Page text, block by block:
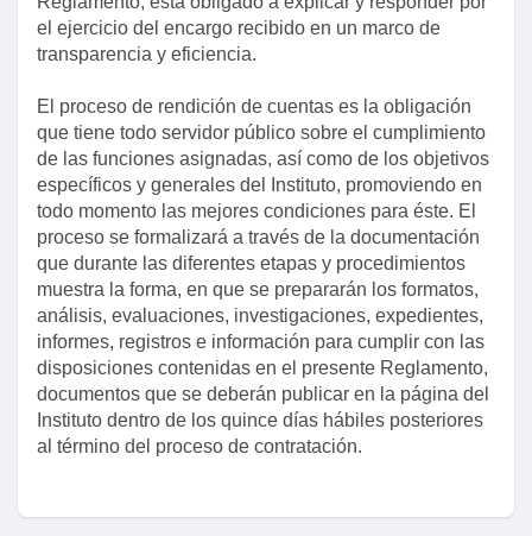
el ejercicio del encargo recibido en un marco de
transparencia y eficiencia.
El proceso de rendición de cuentas es la obligación
que tiene todo servidor público sobre el cumplimiento
de las funciones asignadas, así como de los objetivos
específicos y generales del Instituto, promoviendo en
todo momento las mejores condiciones para éste. El
proceso se formalizará a través de la documentación
que durante las diferentes etapas y procedimientos
muestra la forma, en que se prepararán los formatos,
análisis, evaluaciones, investigaciones, expedientes,
informes, registros e información para cumplir con las
disposiciones contenidas en el presente Reglamento,
documentos que se deberán publicar en la página del
Instituto dentro de los quince días hábiles posteriores
al término del proceso de contratación.
Artículo 5
Artículo 6
Artículo 8
Artículo 9
Artículo 10
Artículo 11
Artículo 12
Artículo 13
Artículo 14
Artículo 15
Artículo 16
Título segundo